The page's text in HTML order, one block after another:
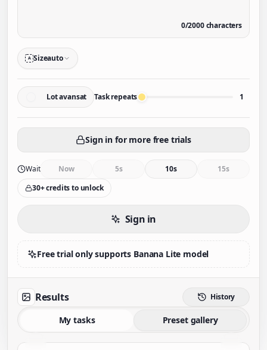
0/2000characters
A Sizeauto
Lot avansat Task repeats 1
Sign in for more free trials
Wait Now 5s 10s
15s
30+ credits to unlock
Sign in
Free trial only supports Banana Lite model
Results History
My tasks Preset gallery